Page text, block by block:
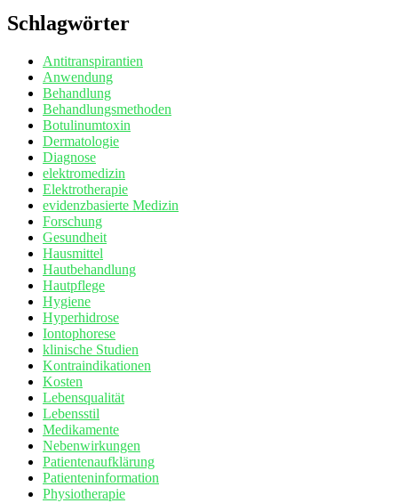
Schlagwörter
Antitranspirantien
Anwendung
Behandlung
Behandlungsmethoden
Botulinumtoxin
Dermatologie
Diagnose
elektromedizin
Elektrotherapie
evidenzbasierte Medizin
Forschung
Gesundheit
Hausmittel
Hautbehandlung
Hautpflege
Hygiene
Hyperhidrose
Iontophorese
klinische Studien
Kontraindikationen
Kosten
Lebensqualität
Lebensstil
Medikamente
Nebenwirkungen
Patientenaufklärung
Patienteninformation
Physiotherapie